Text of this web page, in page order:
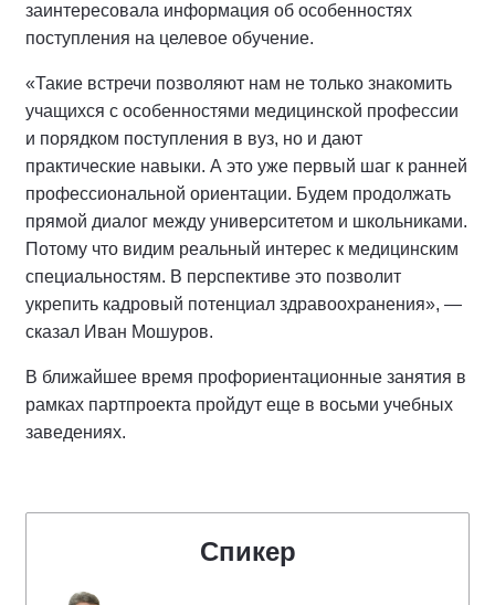
заинтересовала информация об особенностях
поступления на целевое обучение.
«Такие встречи позволяют нам не только знакомить
учащихся с особенностями медицинской профессии
и порядком поступления в вуз, но и дают
практические навыки. А это уже первый шаг к ранней
профессиональной ориентации. Будем продолжать
прямой диалог между университетом и школьниками.
Потому что видим реальный интерес к медицинским
специальностям. В перспективе это позволит
укрепить кадровый потенциал здравоохранения», —
сказал Иван Мошуров.
В ближайшее время профориентационные занятия в
рамках партпроекта пройдут еще в восьми учебных
заведениях.
Спикер